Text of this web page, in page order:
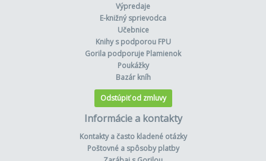
Výpredaje
E-knižný sprievodca
Učebnice
Knihy s podporou FPU
Gorila podporuje Plamienok
Poukážky
Bazár kníh
Odstúpiť od zmluvy
Informácie a kontakty
Kontakty a často kladené otázky
Poštovné a spôsoby platby